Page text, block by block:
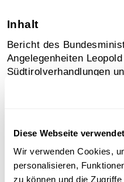
Diese Webseite
Wir verwenden Cookies,
personalisieren,
zu können und die
Inhalt
Bericht des
Angelegenheiten
Südtirolverhandlungen
den Bericht. Wien,
Archivbestand
Sammlungszuordnung